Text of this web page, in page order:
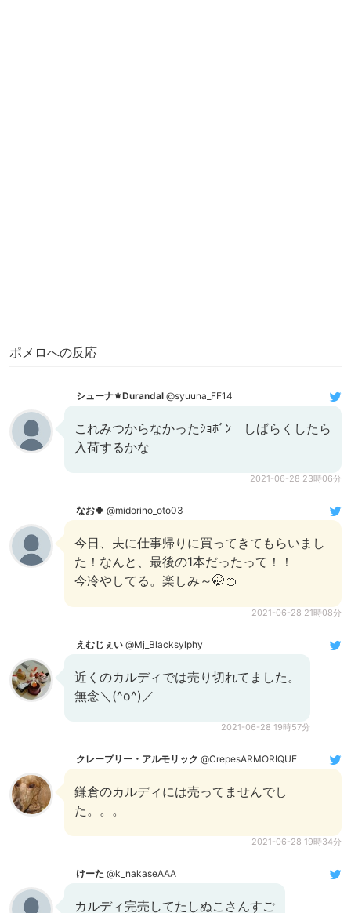
ポメロへの反応
シューナ⚜️Durandal @syuuna_FF14
これみつからなかったｼｮﾎﾞﾝ しばらくしたら
入荷するかな
2021-06-28 23時06分
なお🍀 @midorino_oto03
今日、夫に仕事帰りに買ってきてもらいまし
た！なんと、最後の1本だったって！！
今冷やしてる。楽しみ～🤭🍊
2021-06-28 21時08分
えむじぇい @Mj_Blacksylphy
近くのカルディでは売り切れてました。
無念＼(^o^)／
2021-06-28 19時57分
クレープリー・アルモリック @CrepesARMORIQUE
鎌倉のカルディには売ってませんでし
た。。。
2021-06-28 19時34分
けーた @k_nakaseAAA
カルディ完売してたしぬこさんすご